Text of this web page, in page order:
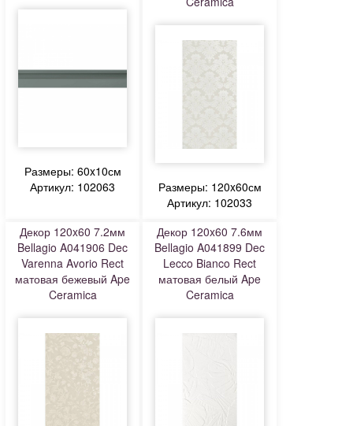
Размеры: 60x10см
Артикул: 102063
Размеры: 120x60см
Артикул: 102033
Декор 120x60 7.2мм
Bellagio A041906 Dec
Varenna Avorio Rect
матовая бежевый Ape
Ceramica
Декор 120x60 7.6мм
Bellagio A041899 Dec
Lecco Bianco Rect
матовая белый Ape
Ceramica